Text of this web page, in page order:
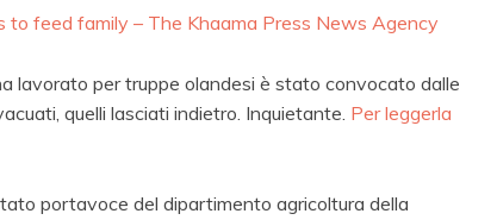
to feed family – The Khaama Press News Agency
lavorato per truppe olandesi è stato convocato dalle
quelli lasciati indietro. Inquietante. Per leggerla
portavoce del dipartimento agricoltura della